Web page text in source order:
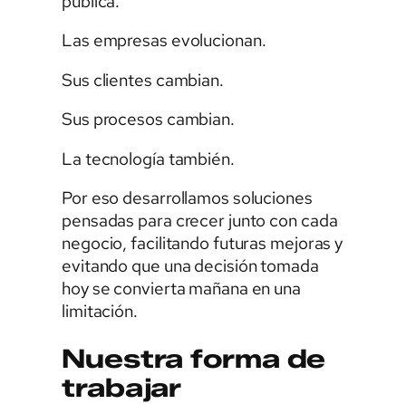
Las empresas evolucionan.
Sus clientes cambian.
Sus procesos cambian.
La tecnología también.
Por eso desarrollamos soluciones
pensadas para crecer junto con cada
negocio, facilitando futuras mejoras y
evitando que una decisión tomada
hoy se convierta mañana en una
limitación.
Nuestra forma de
trabajar